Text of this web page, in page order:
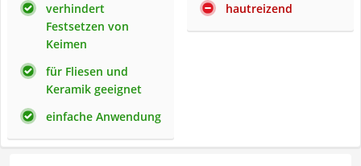
verhindert
Festsetzen von
Keimen
für Fliesen und
Keramik geeignet
einfache Anwendung
hautreizend